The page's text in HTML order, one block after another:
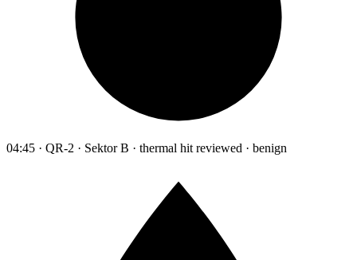
04:45 · QR-2 · Sektor B · thermal hit reviewed · benign